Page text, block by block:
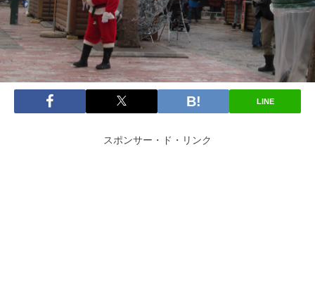
LINE
スポンサー・ド・リンク